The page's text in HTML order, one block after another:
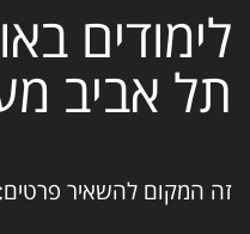
לימודים
תל אביב
זה המקום להשאיר פרטים: